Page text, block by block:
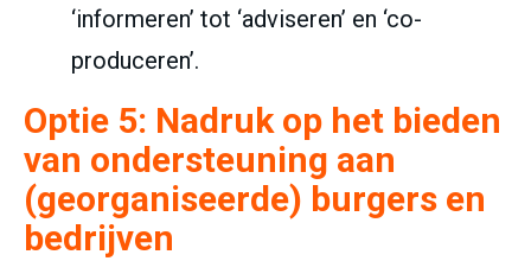
‘informeren’ tot ‘adviseren’ en ‘co-
produceren’.
Optie 5: Nadruk op het bieden
van ondersteuning aan
(georganiseerde) burgers en
bedrijven